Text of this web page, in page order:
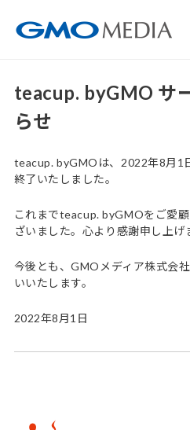
teacup. byGMO サ
らせ
teacup. byGMOは、2022年8月1
終了いたしました。
これまでteacup. byGMOをご愛
ざいました。心より感謝申し上げ
今後とも、GMOメディア株式会
いいたします。
2022年8月1日